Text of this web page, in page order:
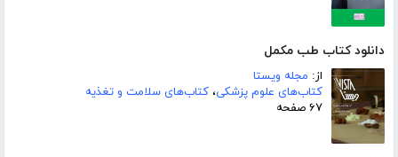
دانلود کتاب طب مکمل
از: مجله ویستا
کتاب‌های علوم پزشکی، کتاب‌های سلامت و تغذیه
۶۷ صفحه